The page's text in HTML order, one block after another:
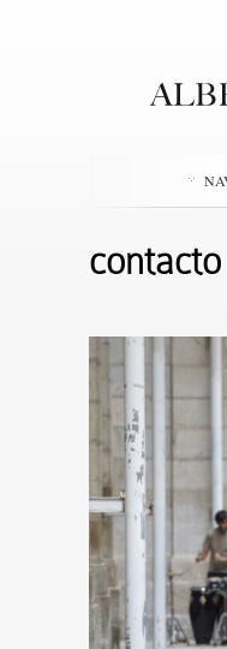
contacto